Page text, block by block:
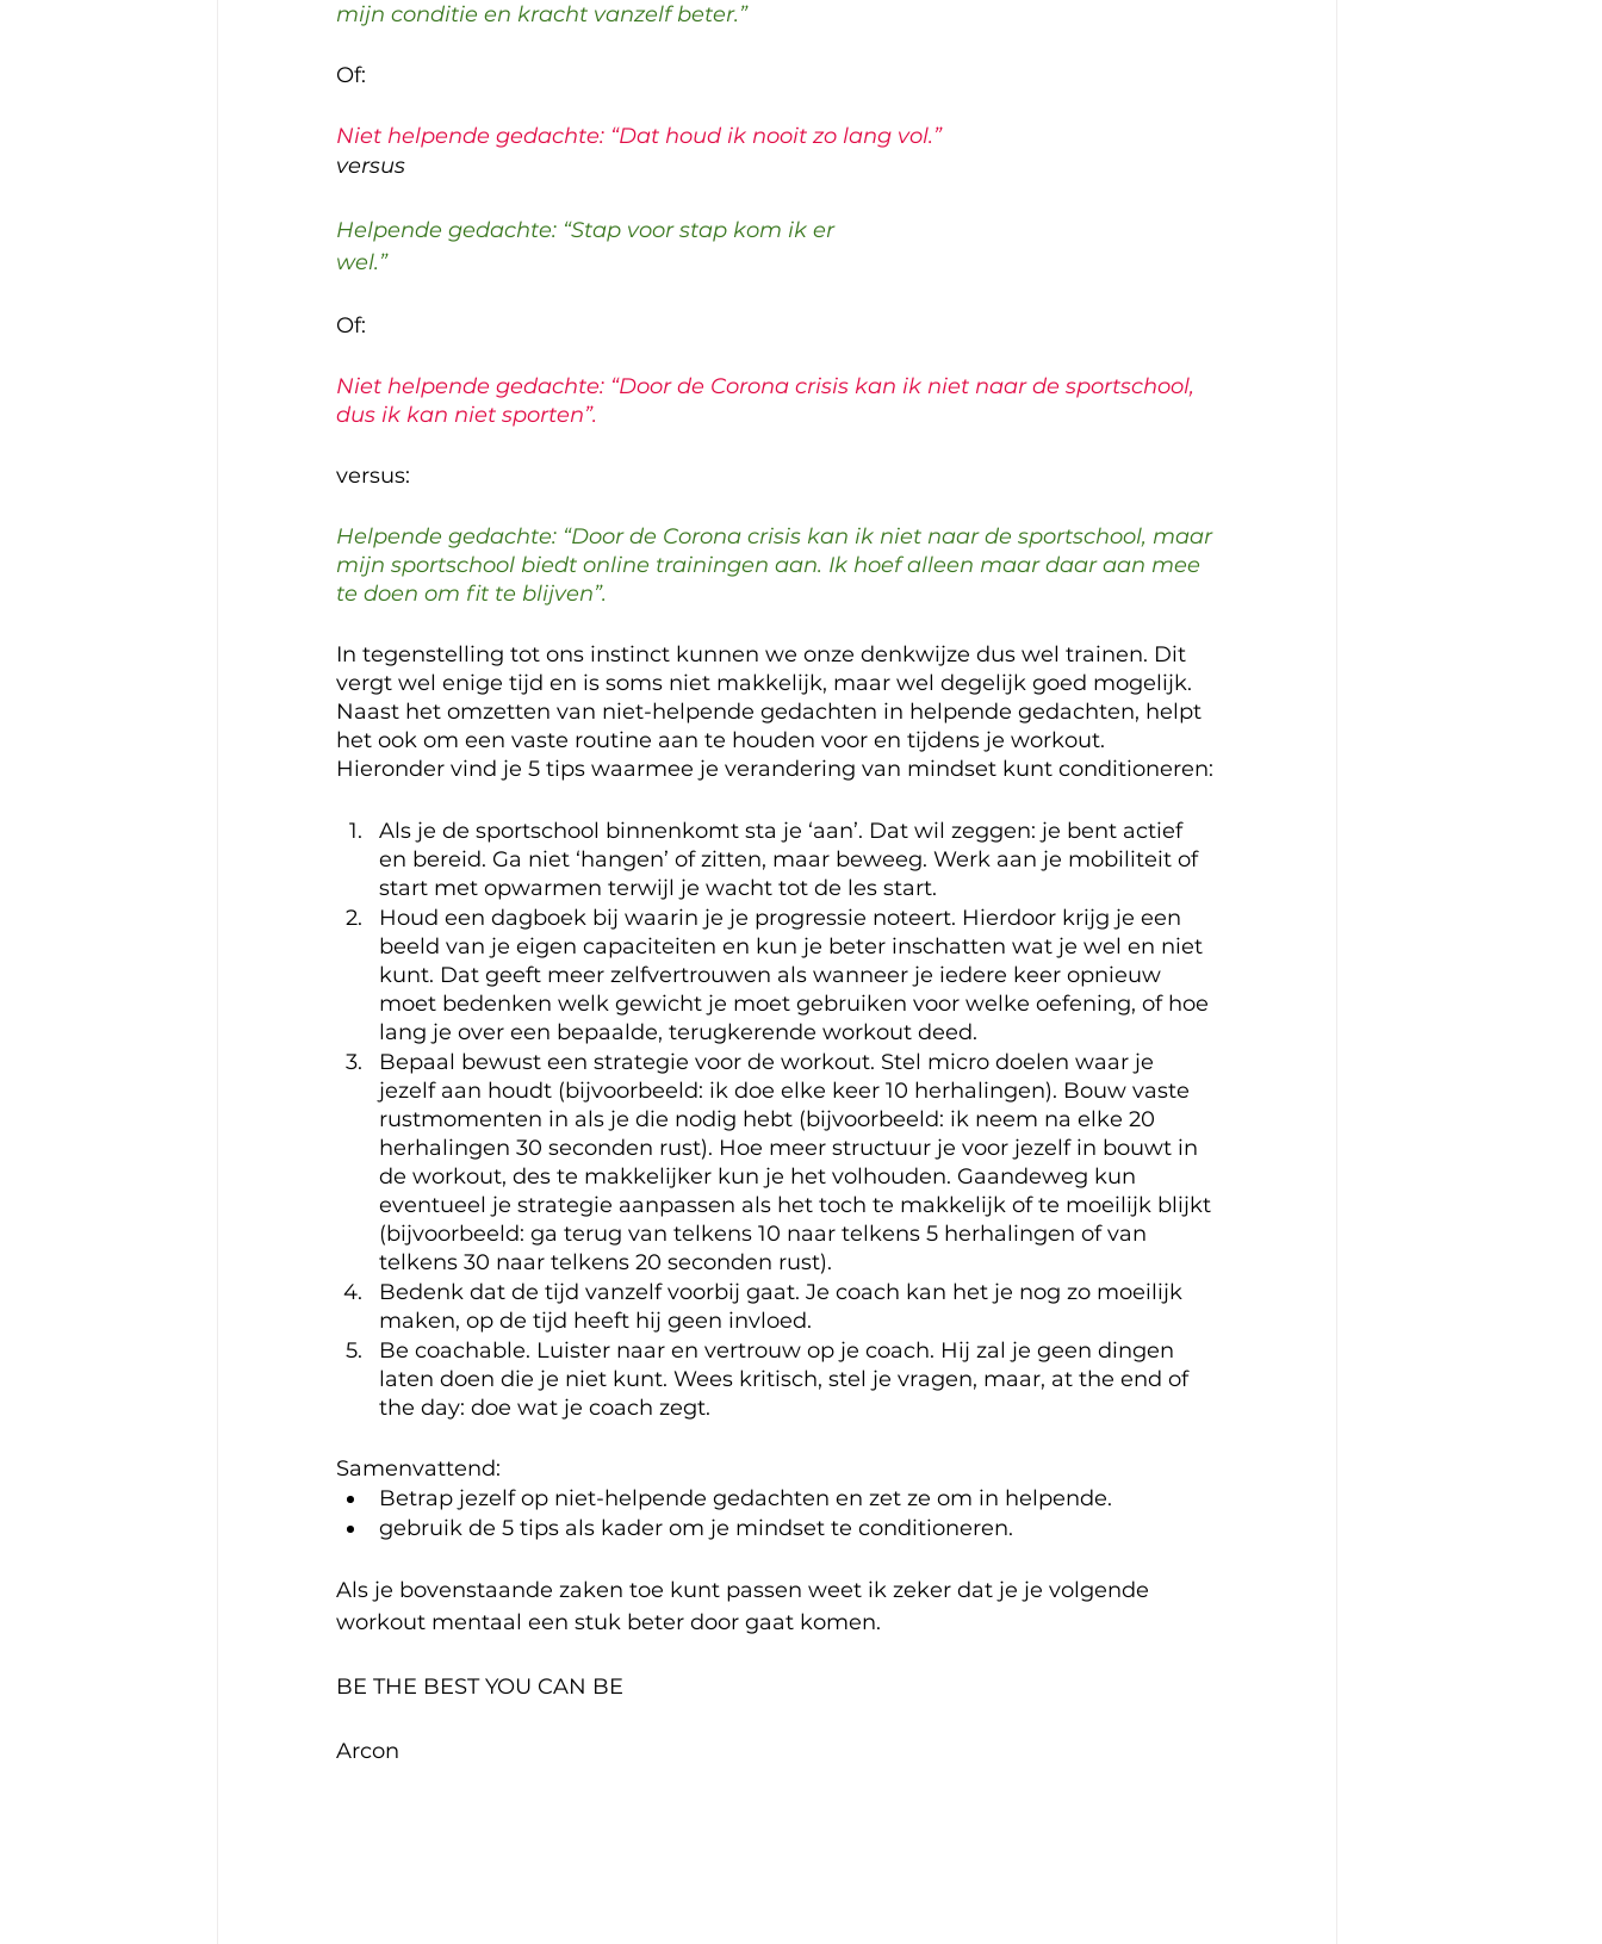
mijn conditie en kracht vanzelf beter.”
Of:
Niet helpende gedachte: “Dat houd ik nooit zo lang vol.”
versus
Helpende gedachte: “Stap voor stap kom ik er
wel.”
Of:
Niet helpende gedachte: “Door de Corona crisis kan ik niet naar de sportschool,
dus ik kan niet sporten”.
versus:
Helpende gedachte: “Door de Corona crisis kan ik niet naar de sportschool, maar
mijn sportschool biedt online trainingen aan. Ik hoef alleen maar daar aan mee
te doen om fit te blijven”.
In tegenstelling tot ons instinct kunnen we onze denkwijze dus wel trainen. Dit
vergt wel enige tijd en is soms niet makkelijk, maar wel degelijk goed mogelijk.
Naast het omzetten van niet-helpende gedachten in helpende gedachten, helpt
het ook om een vaste routine aan te houden voor en tijdens je workout.
Hieronder vind je 5 tips waarmee je verandering van mindset kunt conditioneren:
Als je de sportschool binnenkomt sta je ‘aan’. Dat wil zeggen: je bent actief
en bereid. Ga niet ‘hangen’ of zitten, maar beweeg. Werk aan je mobiliteit of
start met opwarmen terwijl je wacht tot de les start.
Houd een dagboek bij waarin je je progressie noteert. Hierdoor krijg je een
beeld van je eigen capaciteiten en kun je beter inschatten wat je wel en niet
kunt. Dat geeft meer zelfvertrouwen als wanneer je iedere keer opnieuw
moet bedenken welk gewicht je moet gebruiken voor welke oefening, of hoe
lang je over een bepaalde, terugkerende workout deed.
Bepaal bewust een strategie voor de workout. Stel micro doelen waar je
jezelf aan houdt (bijvoorbeeld: ik doe elke keer 10 herhalingen). Bouw vaste
rustmomenten in als je die nodig hebt (bijvoorbeeld: ik neem na elke 20
herhalingen 30 seconden rust). Hoe meer structuur je voor jezelf in bouwt in
de workout, des te makkelijker kun je het volhouden. Gaandeweg kun
eventueel je strategie aanpassen als het toch te makkelijk of te moeilijk blijkt
(bijvoorbeeld: ga terug van telkens 10 naar telkens 5 herhalingen of van
telkens 30 naar telkens 20 seconden rust).
Bedenk dat de tijd vanzelf voorbij gaat. Je coach kan het je nog zo moeilijk
maken, op de tijd heeft hij geen invloed.
Be coachable. Luister naar en vertrouw op je coach. Hij zal je geen dingen
laten doen die je niet kunt. Wees kritisch, stel je vragen, maar, at the end of
the day: doe wat je coach zegt.
Samenvattend:
Betrap jezelf op niet-helpende gedachten en zet ze om in helpende.
gebruik de 5 tips als kader om je mindset te conditioneren.
Als je bovenstaande zaken toe kunt passen weet ik zeker dat je je volgende
workout mentaal een stuk beter door gaat komen.
BE THE BEST YOU CAN BE
Arcon